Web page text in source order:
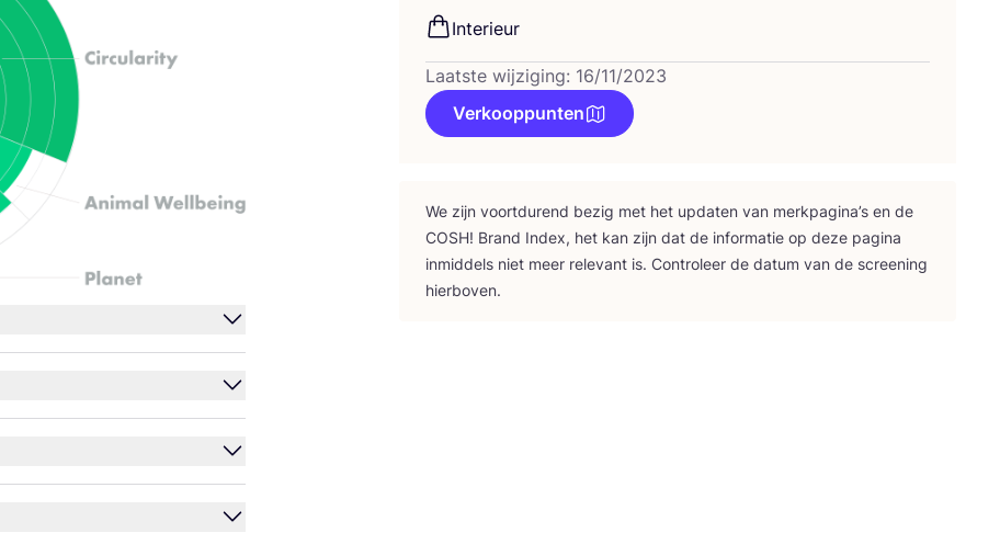
Inte­ri­eur
Laatste wijziging: 16/11/2023
Verkooppunten
We zijn voort­du­rend bezig met het upda­ten van merk­pa­gi­na’s en de
COSH! Brand Index, het kan zijn dat de infor­ma­tie op deze pagi­na
inmid­dels niet meer rele­vant is. Con­tro­leer de datum van de scree­ning
hierboven.